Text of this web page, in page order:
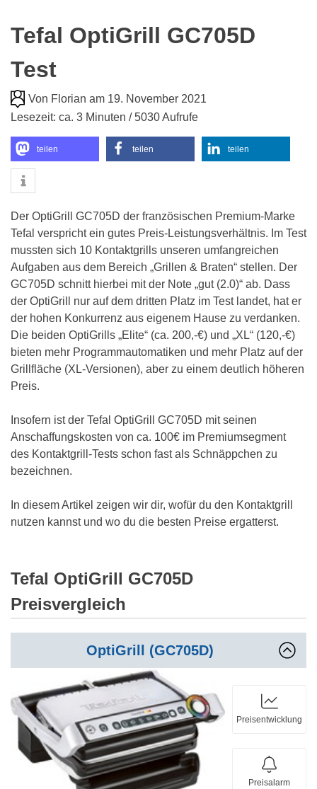
Tefal OptiGrill GC705D
Test
Von Florian am 19. November 2021
Lesezeit: ca. 3 Minuten / 5030 Aufrufe
teilen teilen teilen
Der OptiGrill GC705D der französischen Premium-Marke
Tefal verspricht ein gutes Preis-Leistungsverhältnis. Im Test
mussten sich 10 Kontaktgrills unseren umfangreichen
Aufgaben aus dem Bereich „Grillen & Braten“ stellen. Der
GC705D schnitt hierbei mit der Note „gut (2.0)“ ab. Dass
der OptiGrill nur auf dem dritten Platz im Test landet, hat er
der hohen Konkurrenz aus eigenem Hause zu verdanken.
Die beiden OptiGrills „Elite“ (ca. 200,-€) und „XL“ (120,-€)
bieten mehr Programmautomatiken und mehr Platz auf der
Grillfläche (XL-Versionen), aber zu einem deutlich höheren
Preis.
Insofern ist der Tefal OptiGrill GC705D mit seinen
Anschaffungskosten von ca. 100€ im Premiumsegment
des Kontaktgrill-Tests schon fast als Schnäppchen zu
bezeichnen.
In diesem Artikel zeigen wir dir, wofür du den Kontaktgrill
nutzen kannst und wo du die besten Preise ergatterst.
Tefal OptiGrill GC705D
Preisvergleich
OptiGrill (GC705D)
Preisentwicklung
Preisalarm